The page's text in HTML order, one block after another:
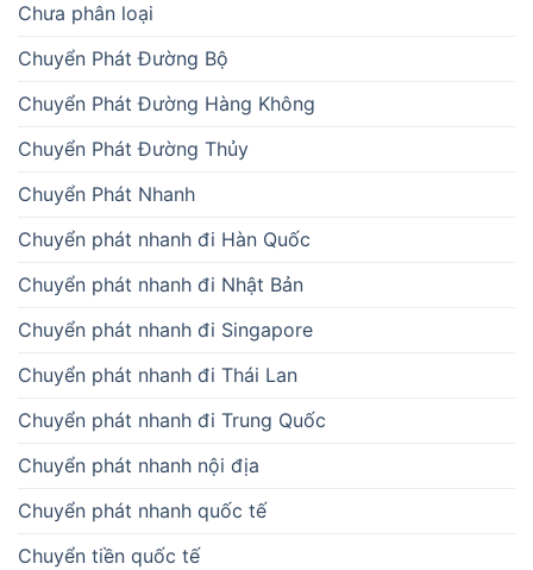
Chưa phân loại
Chuyển Phát Đường Bộ
Chuyển Phát Đường Hàng Không
Chuyển Phát Đường Thủy
Chuyển Phát Nhanh
Chuyển phát nhanh đi Hàn Quốc
Chuyển phát nhanh đi Nhật Bản
Chuyển phát nhanh đi Singapore
Chuyển phát nhanh đi Thái Lan
Chuyển phát nhanh đi Trung Quốc
Chuyển phát nhanh nội địa
Chuyển phát nhanh quốc tế
Chuyển tiền quốc tế